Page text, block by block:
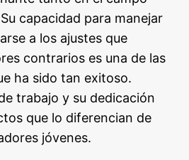
capacidad para manejar
a los ajustes que
contrarios es una de las
ha sido tan exitoso.
trabajo y su dedicación
que lo diferencian de
jóvenes.